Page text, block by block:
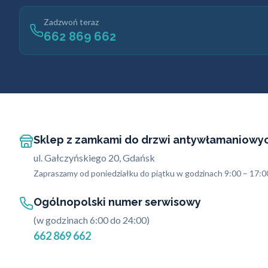
Zadzwoń teraz
662 869 662
Sklep z zamkami do drzwi
ul. Gałczyńskiego 20, Gdańsk
Zapraszamy od poniedziałku do piątku w godzinach 9:00 –
Ogólnopolski numer serwisowy
(w godzinach 6:00 do 24:00)
662 869 662